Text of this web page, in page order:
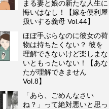
まる妻と娘の新たな人生に
悔いはなし！【嫁を便利屋
扱いする義母 Vol.44】
ほぼ手ぶらなのに彼女の荷
物は持ちたくない？ 彼を
理解できないけど楽しまな
いともったいない！【あな
たが理解できません
Vol.8】
「あら、ごめんなさい
ね？」って絶対悪いと思っ